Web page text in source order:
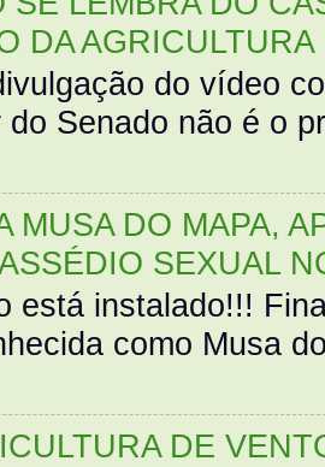
DA AGRICULTURA
do vídeo
do Senado não é o
MUSA DO MAPA,
SEXUAL
está instalado!!!
como Musa
DE